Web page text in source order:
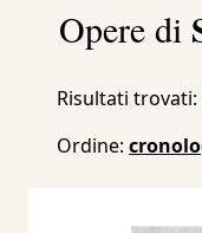
Opere di
Risultati trovati:
Ordine: